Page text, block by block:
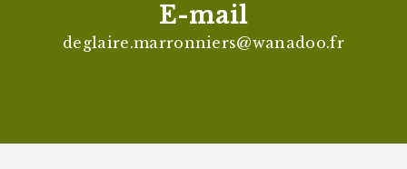
E-mail
deglaire.marronniers@wanadoo.fr